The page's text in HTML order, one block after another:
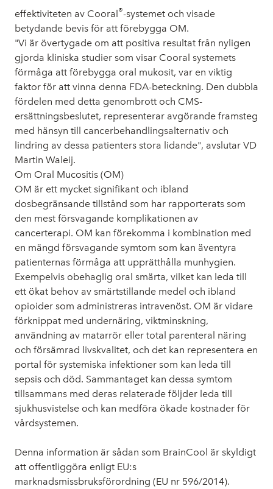
effektiviteten av Cooral®-systemet och visade
betydande bevis för att förebygga OM.
"Vi är övertygade om att positiva resultat från nyligen
gjorda kliniska studier som visar Cooral systemets
förmåga att förebygga oral mukosit, var en viktig
faktor för att vinna denna FDA-beteckning. Den dubbla
fördelen med detta genombrott och CMS-
ersättningsbeslutet, representerar avgörande framsteg
med hänsyn till cancerbehandlingsalternativ och
lindring av dessa patienters stora lidande", avslutar VD
Martin Waleij.
Om Oral Mucositis (OM)
OM är ett mycket signifikant och ibland
dosbegränsande tillstånd som har rapporterats som
den mest försvagande komplikationen av
cancerterapi. OM kan förekomma i kombination med
en mängd försvagande symtom som kan äventyra
patienternas förmåga att upprätthålla munhygien.
Exempelvis obehaglig oral smärta, vilket kan leda till
ett ökat behov av smärtstillande medel och ibland
opioider som administreras intravenöst. OM är vidare
förknippat med undernäring, viktminskning,
användning av matarrör eller total parenteral näring
och försämrad livskvalitet, och det kan representera en
portal för systemiska infektioner som kan leda till
sepsis och död. Sammantaget kan dessa symtom
tillsammans med deras relaterade följder leda till
sjukhusvistelse och kan medföra ökade kostnader för
vårdsystemen.
Denna information är sådan som BrainCool är skyldigt
att offentliggöra enligt EU:s
marknadsmissbruksförordning (EU nr 596/2014).